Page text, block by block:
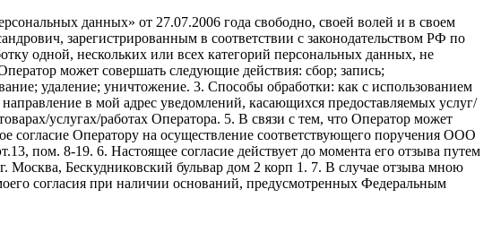
данных» от 27.07.2006 года свободно, своей волей и в своем
зарегистрированным в соответствии с законодательством РФ по
одной, нескольких или всех категорий персональных данных, не
может совершать следующие действия: сбор; запись;
удаление; уничтожение. 3. Способы обработки: как с использованием
в мой адрес уведомлений, касающихся предоставляемых услуг/
услугах/работах Оператора. 5. В связи с тем, что Оператор может
Оператору на осуществление соответствующего поручения ООО
пом. 8-19. 6. Настоящее согласие действует до момента его отзыва путем
Москва, Бескудниковский бульвар дом 2 корп 1. 7. В случае отзыва мною
согласия при наличии оснований, предусмотренных Федеральным